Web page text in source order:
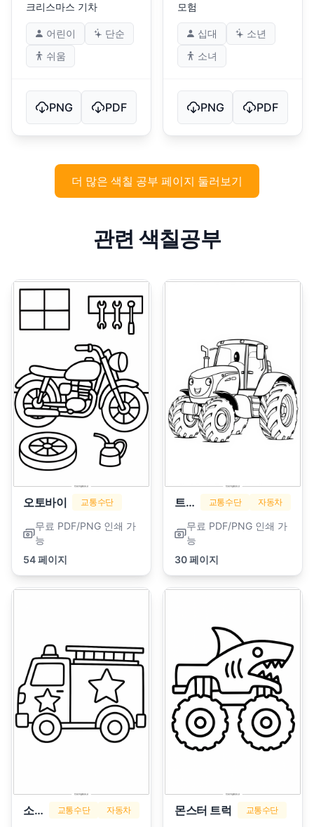
크리스마스 기차
어린이
단순
쉬움
PNG PDF
모험
십대
소년
소녀
PNG PDF
더 많은 색칠 공부 페이지 둘러보기
관련 색칠공부
오토바이 교통수단
무료 PDF/PNG 인쇄 가
능
54 페이지
트랙터 교통수단 자동차
무료 PDF/PNG 인쇄 가
능
30 페이지
소방차 교통수단 자동차 몬스터 트럭 교통수단